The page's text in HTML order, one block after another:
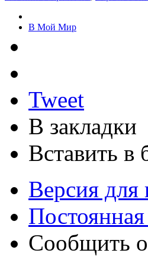
В Мой Мир
Tweet
В закладки
Вставить в
Версия для
Сообщить